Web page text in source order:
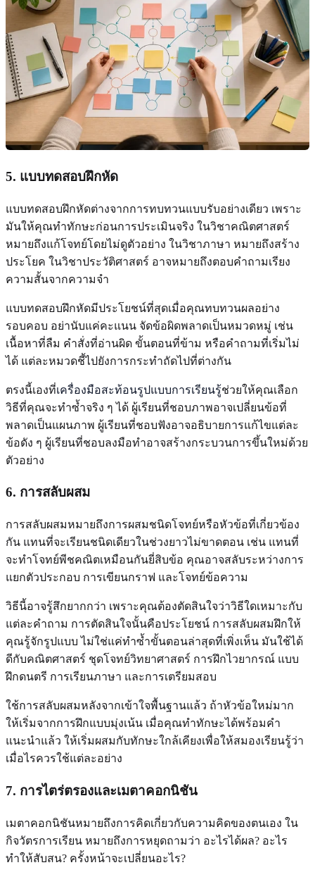
5. แบบทดสอบฝึกหัด
แบบทดสอบฝึกหัดต่างจากการทบทวนแบบรับอย่างเดียว เพราะ
มันให้คุณทำทักษะก่อนการประเมินจริง ในวิชาคณิตศาสตร์
หมายถึงแก้โจทย์โดยไม่ดูตัวอย่าง ในวิชาภาษา หมายถึงสร้าง
ประโยค ในวิชาประวัติศาสตร์ อาจหมายถึงตอบคำถามเรียง
ความสั้นจากความจำ
แบบทดสอบฝึกหัดมีประโยชน์ที่สุดเมื่อคุณทบทวนผลอย่าง
รอบคอบ อย่านับแค่คะแนน จัดข้อผิดพลาดเป็นหมวดหมู่ เช่น
เนื้อหาที่ลืม คำสั่งที่อ่านผิด ขั้นตอนที่ข้าม หรือคำถามที่เริ่มไม่
ได้ แต่ละหมวดชี้ไปยังการกระทำถัดไปที่ต่างกัน
ตรงนี้เองที่เครื่องมือสะท้อนรูปแบบการเรียนรู้ช่วยให้คุณเลือก
วิธีที่คุณจะทำซ้ำจริง ๆ ได้ ผู้เรียนที่ชอบภาพอาจเปลี่ยนข้อที่
พลาดเป็นแผนภาพ ผู้เรียนที่ชอบฟังอาจอธิบายการแก้ไขแต่ละ
ข้อดัง ๆ ผู้เรียนที่ชอบลงมือทำอาจสร้างกระบวนการขึ้นใหม่ด้วย
ตัวอย่าง
6. การสลับผสม
การสลับผสมหมายถึงการผสมชนิดโจทย์หรือหัวข้อที่เกี่ยวข้อง
กัน แทนที่จะเรียนชนิดเดียวในช่วงยาวไม่ขาดตอน เช่น แทนที่
จะทำโจทย์พีชคณิตเหมือนกันยี่สิบข้อ คุณอาจสลับระหว่างการ
แยกตัวประกอบ การเขียนกราฟ และโจทย์ข้อความ
วิธีนี้อาจรู้สึกยากกว่า เพราะคุณต้องตัดสินใจว่าวิธีใดเหมาะกับ
แต่ละคำถาม การตัดสินใจนั้นคือประโยชน์ การสลับผสมฝึกให้
คุณรู้จักรูปแบบ ไม่ใช่แค่ทำซ้ำขั้นตอนล่าสุดที่เพิ่งเห็น มันใช้ได้
ดีกับคณิตศาสตร์ ชุดโจทย์วิทยาศาสตร์ การฝึกไวยากรณ์ แบบ
ฝึกดนตรี การเรียนภาษา และการเตรียมสอบ
ใช้การสลับผสมหลังจากเข้าใจพื้นฐานแล้ว ถ้าหัวข้อใหม่มาก
ให้เริ่มจากการฝึกแบบมุ่งเน้น เมื่อคุณทำทักษะได้พร้อมคำ
แนะนำแล้ว ให้เริ่มผสมกับทักษะใกล้เคียงเพื่อให้สมองเรียนรู้ว่า
เมื่อไรควรใช้แต่ละอย่าง
7. การไตร่ตรองและเมตาคอกนิชัน
เมตาคอกนิชันหมายถึงการคิดเกี่ยวกับความคิดของตนเอง ใน
กิจวัตรการเรียน หมายถึงการหยุดถามว่า อะไรได้ผล? อะไร
ทำให้สับสน? ครั้งหน้าจะเปลี่ยนอะไร?